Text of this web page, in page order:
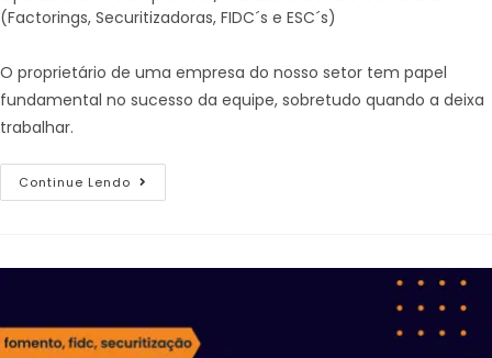
(Factorings, Securitizadoras, FIDC´s e ESC´s)
O proprietário de uma empresa do nosso setor tem papel
fundamental no sucesso da equipe, sobretudo quando a deixa
trabalhar.
Continue Lendo